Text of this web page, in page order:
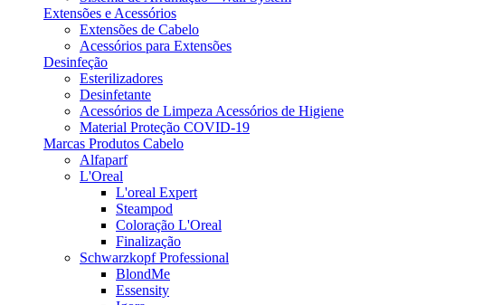
Extensões e Acessórios
Extensões de Cabelo
Acessórios para Extensões
Desinfeção
Esterilizadores
Desinfetante
Acessórios de Limpeza Acessórios de Higiene
Material Proteção COVID-19
Marcas Produtos Cabelo
Alfaparf
L'Oreal
L'oreal Expert
Steampod
Coloração L'Oreal
Finalização
Schwarzkopf Professional
BlondMe
Essensity